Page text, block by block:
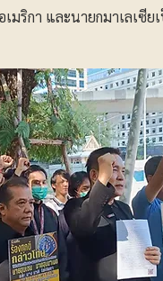
มริกา และนายกมาเลเซี